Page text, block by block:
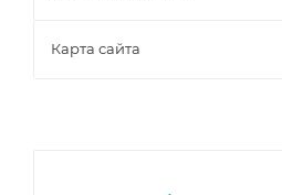
Карта сайта